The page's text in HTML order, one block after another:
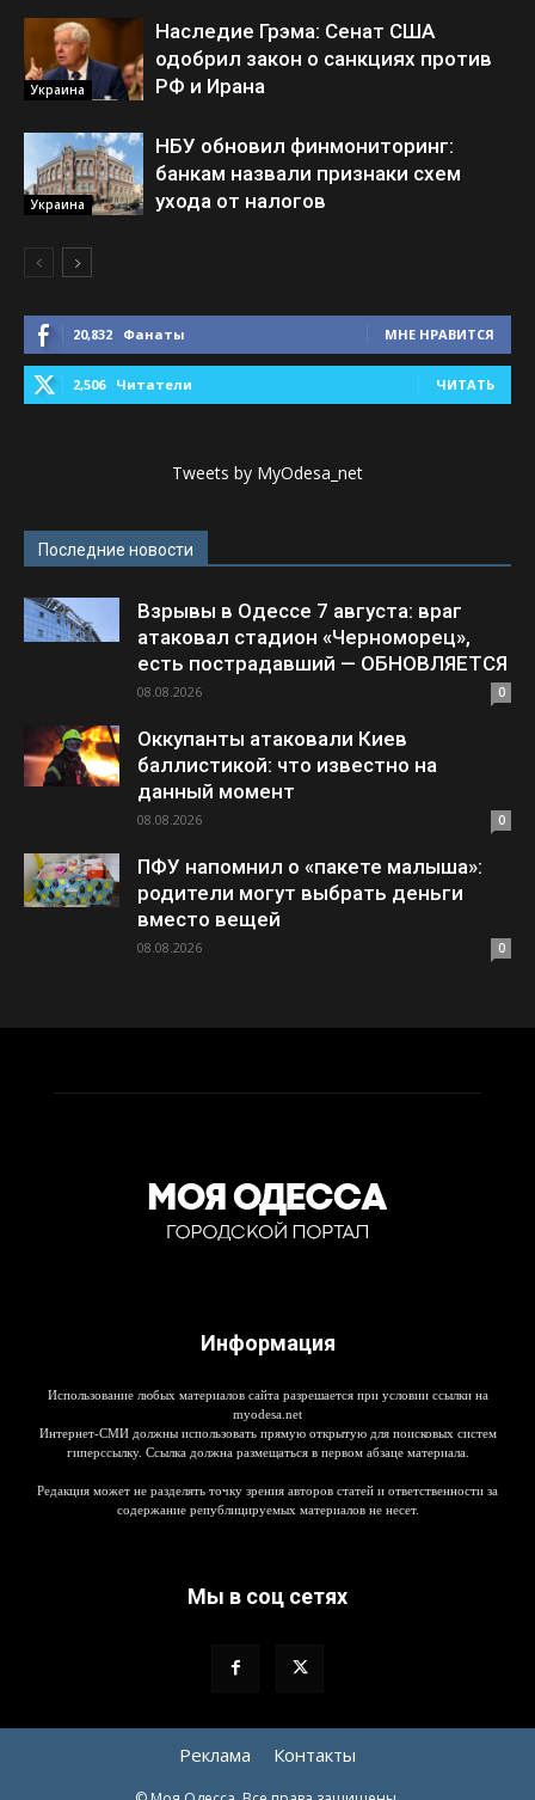
Украина
Наследие Грэма: Сенат США
одобрил закон о санкциях против
РФ и Ирана
Украина
НБУ обновил финмониторинг:
банкам назвали признаки схем
ухода от налогов
20,832 Фанаты МНЕ НРАВИТСЯ
2,506 Читатели ЧИТАТЬ
Tweets by MyOdesa_net
Последние новости
Взрывы в Одессе 7 августа: враг
атаковал стадион «Черноморец»,
есть пострадавший — ОБНОВЛЯЕТСЯ
08.08.2026 0
Оккупанты атаковали Киев
баллистикой: что известно на
данный момент
08.08.2026 0
ПФУ напомнил о «пакете малыша»:
родители могут выбрать деньги
вместо вещей
08.08.2026 0
Информация
Использование любых материалов сайта разрешается при условии ссылки на
myodesa.net
Интернет-СМИ должны использовать прямую открытую для поисковых систем
гиперссылку. Ссылка должна размещаться в первом абзаце материала.
Редакция может не разделять точку зрения авторов статей и ответственности за
содержание републицируемых материалов не несет.
Мы в соц сетях
Реклама Контакты